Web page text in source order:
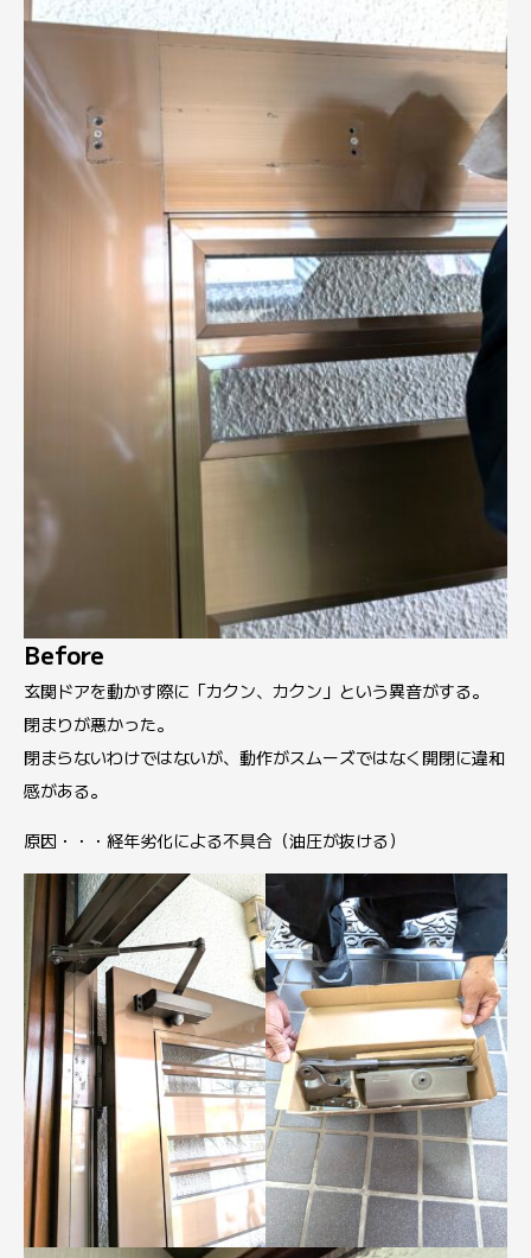
Before
玄関ドアを動かす際に「カクン、カクン」という異音がする。
閉まりが悪かった。
閉まらないわけではないが、動作がスムーズではなく開閉に違和
感がある。
原因・・・経年劣化による不具合（油圧が抜ける）